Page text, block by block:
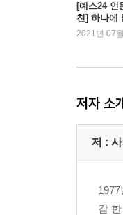
[예스24 인
천] 하나에
얼마나 아
2021년 07
저자 소
저 :
감